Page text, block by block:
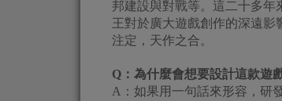
邦建設與對戰等。這二十多年
王對於廣大遊戲創作的深遠影
注定，天作之合。
Q：為什麼會想要設計這款遊
A：如果用一句話來形容，研